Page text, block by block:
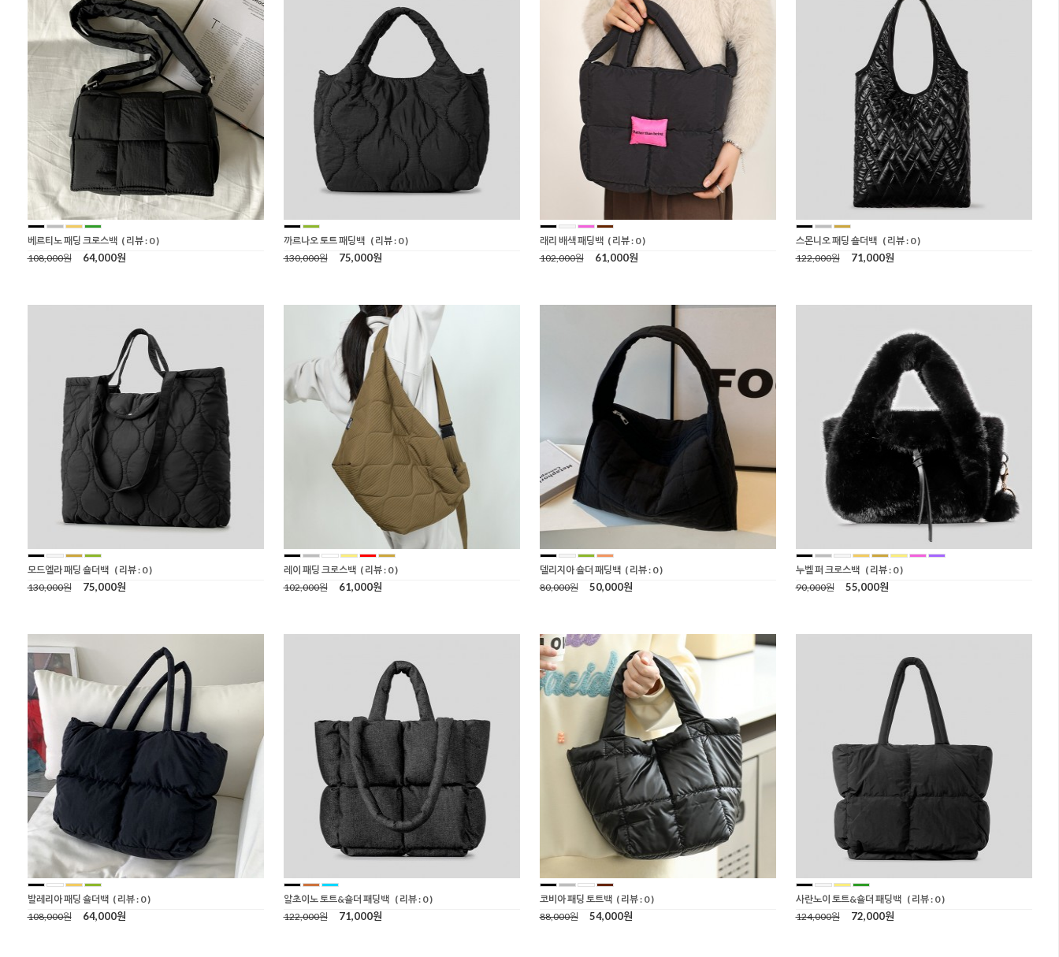
베르티노 패딩 크로스백 ( 리뷰 : 0 )
108,000원
64,000원
까르나오 토트 패딩백 ( 리뷰 : 0 )
130,000원
75,000원
래리 배색 패딩백 ( 리뷰 : 0 )
102,000원
61,000원
스몬니오 패딩 숄더백 ( 리뷰 : 0 )
122,000원
71,000원
모드엘라 패딩 숄더백 ( 리뷰 : 0 )
130,000원
75,000원
레이 패딩 크로스백 ( 리뷰 : 0 )
102,000원
61,000원
델리지아 숄더 패딩백 ( 리뷰 : 0 )
80,000원
50,000원
누벨 퍼 크로스백 ( 리뷰 : 0 )
90,000원
55,000원
발레리아 패딩 숄더백 ( 리뷰 : 0 )
108,000원
64,000원
알초이노 토트&숄더 패딩백 ( 리뷰 : 0 )
122,000원
71,000원
코비아 패딩 토트백 ( 리뷰 : 0 )
88,000원
54,000원
사란노이 토트&숄더 패딩백 ( 리뷰 : 0 )
124,000원
72,000원